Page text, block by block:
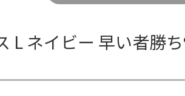
L ネイビー 早い者勝